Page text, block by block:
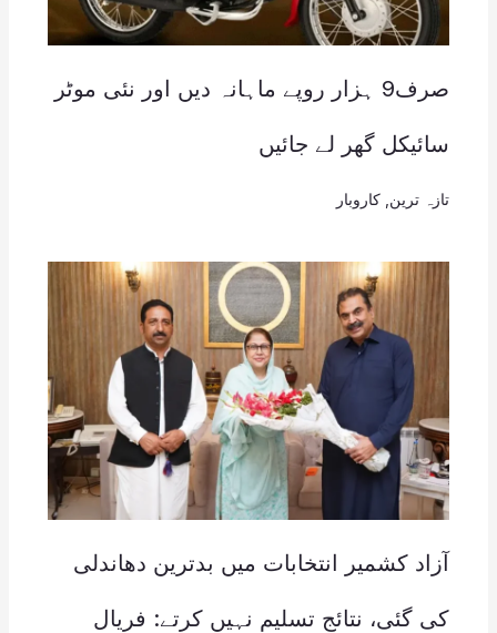
صرف9 ہزار روپے ماہانہ دیں اور نئی موٹر
سائیکل گھر لے جائیں
تازہ ترین کاروبار
آزاد کشمیر انتخابات میں بدترین دھاندلی
کی گئی، نتائج تسلیم نہیں کرتے: فریال